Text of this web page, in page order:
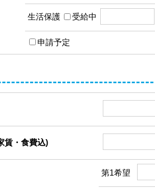
生活保護 受給中
申請予定
賃・食費込)
第1希望